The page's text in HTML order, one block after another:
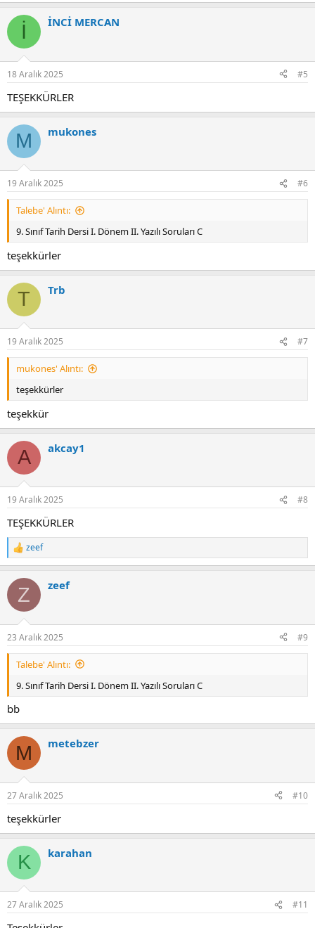
İ İNCİ MERCAN
18 Aralık 2025 #5
TEŞEKKÜRLER
M mukones
19 Aralık 2025 #6
Talebe' Alıntı:
9. Sınıf Tarih Dersi I. Dönem II. Yazılı Soruları C
teşekkürler
T Trb
19 Aralık 2025 #7
mukones' Alıntı:
teşekkürler
teşekkür
A akcay1
19 Aralık 2025 #8
TEŞEKKÜRLER
T
e
k
l
:
zeef
Z zeef
23 Aralık 2025 #9
Talebe' Alıntı:
9. Sınıf Tarih Dersi I. Dönem II. Yazılı Soruları C
bb
M metebzer
27 Aralık 2025 #10
teşekkürler
K karahan
27 Aralık 2025 #11